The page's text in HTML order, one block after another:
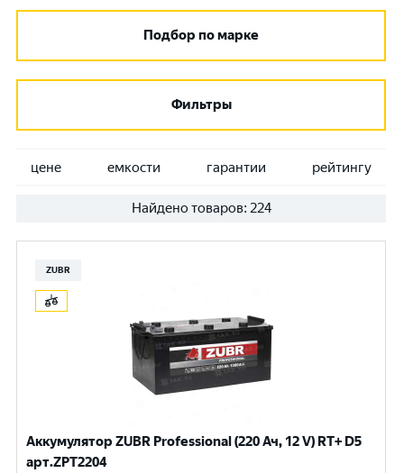
Подбор по марке
Фильтры
цене емкости гарантии рейтингу
Найдено товаров: 224
ZUBR
Аккумулятор ZUBR Professional (220 Ач, 12 V) RT+ D5
арт.ZPT2204